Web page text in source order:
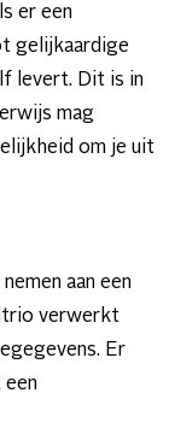
er een
gelijkaardige
levert. Dit is in
mag
om je uit
aan een
verwerkt
Er